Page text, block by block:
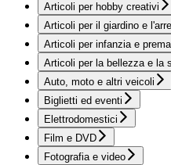
Articoli per hobby creativi
Articoli per il giardino e
Articoli per infanzia e
Articoli per la bellezza e la
Auto, moto e altri veicoli
Biglietti ed eventi
Elettrodomestici
Film e DVD
Fotografia e video